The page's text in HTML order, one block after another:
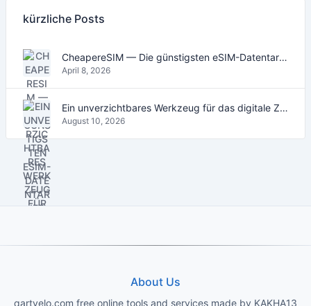
kürzliche Posts
CheapereSIM — Die günstigsten eSIM-Datentarife für Reisen 2026
April 8, 2026
Ein unverzichtbares Werkzeug für das digitale Zeitalter
August 10, 2026
About Us
qartvelo.com free online tools and services made by KAKHA13